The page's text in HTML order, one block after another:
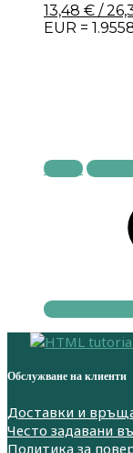
13,48 € /
EUR =
Купи
Обслужване на клиенти
Доставки и
Често задавани
Политика за